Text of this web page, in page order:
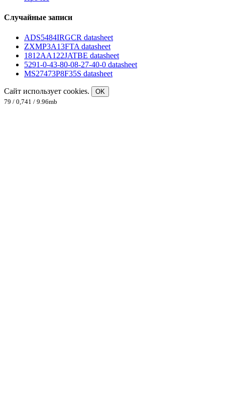
Случайные записи
ADS5484IRGCR datasheet
ZXMP3A13FTA datasheet
1812AA122JATBE datasheet
5291-0-43-80-08-27-40-0 datasheet
MS27473P8F35S datasheet
Сайт использует cookies.
OK
79 / 0,741 / 9.96mb